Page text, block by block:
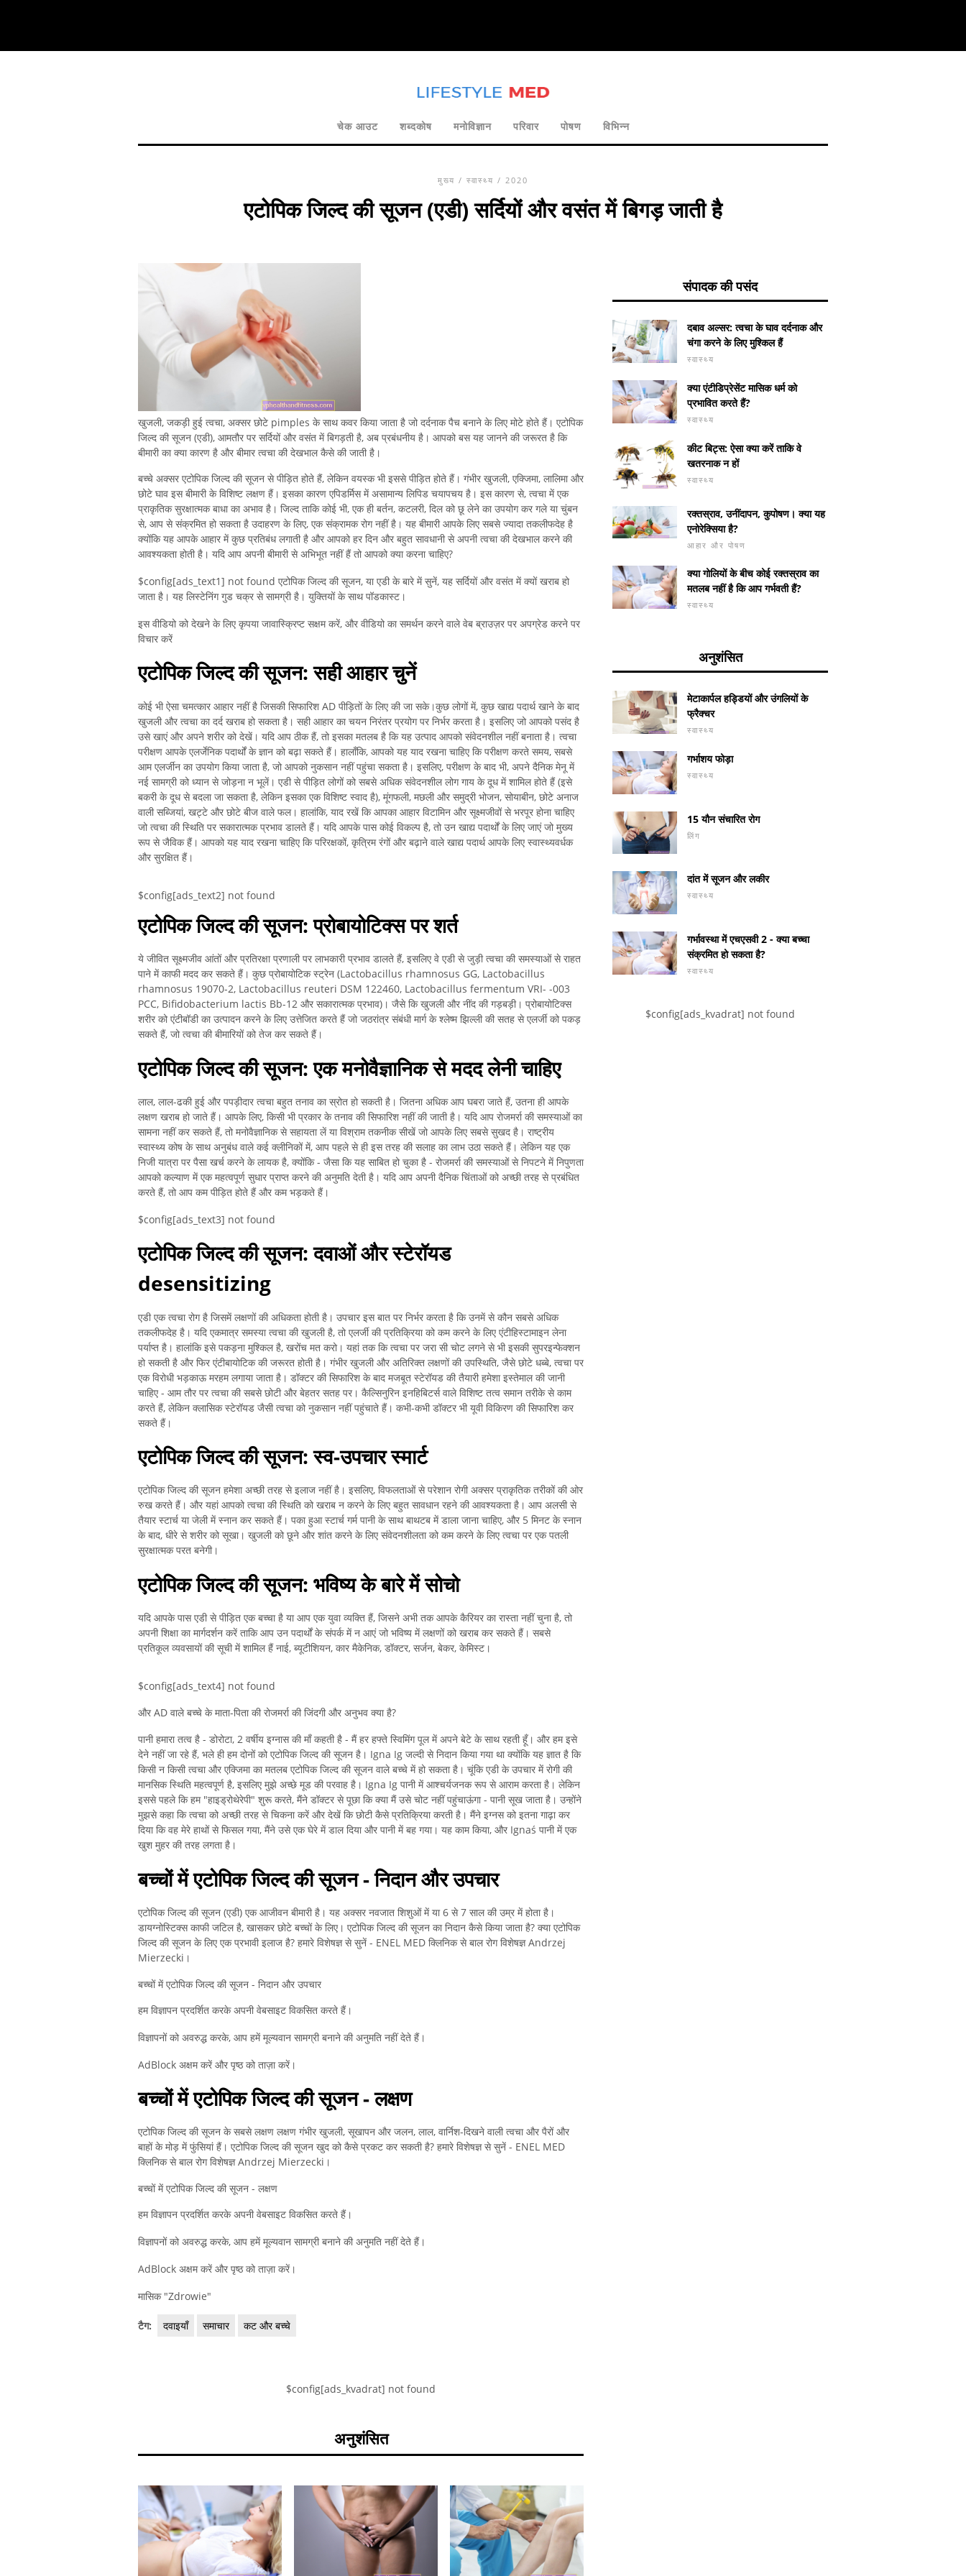
चेक आउट शब्दकोष मनोविज्ञान परिवार पोषण विभिन्न
मुख्य / स्वास्थ्य / 2020
एटोपिक जिल्द की सूजन (एडी) सर्दियों और वसंत में बिगड़ जाती है
खुजली, जकड़ी हुई त्वचा, अक्सर छोटे pimples के साथ कवर किया जाता है जो दर्दनाक पैच बनाने के लिए मोटे होते हैं। एटोपिक
जिल्द की सूजन (एडी), आमतौर पर सर्दियों और वसंत में बिगड़ती है, अब प्रबंधनीय है। आपको बस यह जानने की जरूरत है कि
बीमारी का क्या कारण है और बीमार त्वचा की देखभाल कैसे की जाती है।
बच्चे अक्सर एटोपिक जिल्द की सूजन से पीड़ित होते हैं, लेकिन वयस्क भी इससे पीड़ित होते हैं। गंभीर खुजली, एक्जिमा, लालिमा और
छोटे घाव इस बीमारी के विशिष्ट लक्षण हैं। इसका कारण एपिडर्मिस में असामान्य लिपिड चयापचय है। इस कारण से, त्वचा में एक
प्राकृतिक सुरक्षात्मक बाधा का अभाव है। जिल्द ताकि कोई भी, एक ही बर्तन, कटलरी, दिल को छू लेने का उपयोग कर गले या चुंबन
से, आप से संक्रमित हो सकता है उदाहरण के लिए, एक संक्रामक रोग नहीं है। यह बीमारी आपके लिए सबसे ज्यादा तकलीफदेह है
क्योंकि यह आपके आहार में कुछ प्रतिबंध लगाती है और आपको हर दिन और बहुत सावधानी से अपनी त्वचा की देखभाल करने की
आवश्यकता होती है। यदि आप अपनी बीमारी से अभिभूत नहीं हैं तो आपको क्या करना चाहिए?
$config[ads_text1] not found एटोपिक जिल्द की सूजन, या एडी के बारे में सुनें, यह सर्दियों और वसंत में क्यों खराब हो
जाता है। यह लिस्टेनिंग गुड चक्र से सामग्री है। युक्तियों के साथ पॉडकास्ट।
इस वीडियो को देखने के लिए कृपया जावास्क्रिप्ट सक्षम करें, और वीडियो का समर्थन करने वाले वेब ब्राउज़र पर अपग्रेड करने पर
विचार करें
एटोपिक जिल्द की सूजन: सही आहार चुनें
कोई भी ऐसा चमत्कार आहार नहीं है जिसकी सिफारिश AD पीड़ितों के लिए की जा सके।कुछ लोगों में, कुछ खाद्य पदार्थ खाने के बाद
खुजली और त्वचा का दर्द खराब हो सकता है। सही आहार का चयन निरंतर प्रयोग पर निर्भर करता है। इसलिए जो आपको पसंद है
उसे खाएं और अपने शरीर को देखें। यदि आप ठीक हैं, तो इसका मतलब है कि यह उत्पाद आपको संवेदनशील नहीं बनाता है। त्वचा
परीक्षण आपके एलर्जेनिक पदार्थों के ज्ञान को बढ़ा सकते हैं। हालाँकि, आपको यह याद रखना चाहिए कि परीक्षण करते समय, सबसे
आम एलर्जीन का उपयोग किया जाता है, जो आपको नुकसान नहीं पहुंचा सकता है। इसलिए, परीक्षण के बाद भी, अपने दैनिक मेनू में
नई सामग्री को ध्यान से जोड़ना न भूलें। एडी से पीड़ित लोगों को सबसे अधिक संवेदनशील लोग गाय के दूध में शामिल होते हैं (इसे
बकरी के दूध से बदला जा सकता है, लेकिन इसका एक विशिष्ट स्वाद है), मूंगफली, मछली और समुद्री भोजन, सोयाबीन, छोटे अनाज
वाली सब्जियां, खट्टे और छोटे बीज वाले फल। हालांकि, याद रखें कि आपका आहार विटामिन और सूक्ष्मजीवों से भरपूर होना चाहिए
जो त्वचा की स्थिति पर सकारात्मक प्रभाव डालते हैं। यदि आपके पास कोई विकल्प है, तो उन खाद्य पदार्थों के लिए जाएं जो मुख्य
रूप से जैविक हैं। आपको यह याद रखना चाहिए कि परिरक्षकों, कृत्रिम रंगों और बढ़ाने वाले खाद्य पदार्थ आपके लिए स्वास्थ्यवर्धक
और सुरक्षित हैं।
$config[ads_text2] not found
एटोपिक जिल्द की सूजन: प्रोबायोटिक्स पर शर्त
ये जीवित सूक्ष्मजीव आंतों और प्रतिरक्षा प्रणाली पर लाभकारी प्रभाव डालते हैं, इसलिए वे एडी से जुड़ी त्वचा की समस्याओं से राहत
पाने में काफी मदद कर सकते हैं। कुछ प्रोबायोटिक स्ट्रेन (Lactobacillus rhamnosus GG, Lactobacillus
rhamnosus 19070-2, Lactobacillus reuteri DSM 122460, Lactobacillus fermentum VRI- -003
PCC, Bifidobacterium lactis Bb-12 और सकारात्मक प्रभाव)। जैसे कि खुजली और नींद की गड़बड़ी। प्रोबायोटिक्स
शरीर को एंटीबॉडी का उत्पादन करने के लिए उत्तेजित करते हैं जो जठरांत्र संबंधी मार्ग के श्लेष्म झिल्ली की सतह से एलर्जी को पकड़
सकते हैं, जो त्वचा की बीमारियों को तेज कर सकते हैं।
एटोपिक जिल्द की सूजन: एक मनोवैज्ञानिक से मदद लेनी चाहिए
लाल, लाल-ढकी हुई और पपड़ीदार त्वचा बहुत तनाव का स्रोत हो सकती है। जितना अधिक आप घबरा जाते हैं, उतना ही आपके
लक्षण खराब हो जाते हैं। आपके लिए, किसी भी प्रकार के तनाव की सिफारिश नहीं की जाती है। यदि आप रोजमर्रा की समस्याओं का
सामना नहीं कर सकते हैं, तो मनोवैज्ञानिक से सहायता लें या विश्राम तकनीक सीखें जो आपके लिए सबसे सुखद है। राष्ट्रीय
स्वास्थ्य कोष के साथ अनुबंध वाले कई क्लीनिकों में, आप पहले से ही इस तरह की सलाह का लाभ उठा सकते हैं। लेकिन यह एक
निजी यात्रा पर पैसा खर्च करने के लायक है, क्योंकि - जैसा कि यह साबित हो चुका है - रोजमर्रा की समस्याओं से निपटने में निपुणता
आपको कल्याण में एक महत्वपूर्ण सुधार प्राप्त करने की अनुमति देती है। यदि आप अपनी दैनिक चिंताओं को अच्छी तरह से प्रबंधित
करते हैं, तो आप कम पीड़ित होते हैं और कम भड़कते हैं।
$config[ads_text3] not found
एटोपिक जिल्द की सूजन: दवाओं और स्टेरॉयड
desensitizing
एडी एक त्वचा रोग है जिसमें लक्षणों की अधिकता होती है। उपचार इस बात पर निर्भर करता है कि उनमें से कौन सबसे अधिक
तकलीफदेह है। यदि एकमात्र समस्या त्वचा की खुजली है, तो एलर्जी की प्रतिक्रिया को कम करने के लिए एंटीहिस्टामाइन लेना
पर्याप्त है। हालांकि इसे पकड़ना मुश्किल है, खरोंच मत करो। यहां तक ​​कि त्वचा पर जरा सी चोट लगने से भी इसकी सुपरइन्फेक्शन
हो सकती है और फिर एंटीबायोटिक की जरूरत होती है। गंभीर खुजली और अतिरिक्त लक्षणों की उपस्थिति, जैसे छोटे धब्बे, त्वचा पर
एक विरोधी भड़काऊ मरहम लगाया जाता है। डॉक्टर की सिफारिश के बाद मजबूत स्टेरॉयड की तैयारी हमेशा इस्तेमाल की जानी
चाहिए - आम तौर पर त्वचा की सबसे छोटी और बेहतर सतह पर। कैल्सिनुरिन इनहिबिटर्स वाले विशिष्ट तत्व समान तरीके से काम
करते हैं, लेकिन क्लासिक स्टेरॉयड जैसी त्वचा को नुकसान नहीं पहुंचाते हैं। कभी-कभी डॉक्टर भी यूवी विकिरण की सिफारिश कर
सकते हैं।
एटोपिक जिल्द की सूजन: स्व-उपचार स्मार्ट
एटोपिक जिल्द की सूजन हमेशा अच्छी तरह से इलाज नहीं है। इसलिए, विफलताओं से परेशान रोगी अक्सर प्राकृतिक तरीकों की ओर
रुख करते हैं। और यहां आपको त्वचा की स्थिति को खराब न करने के लिए बहुत सावधान रहने की आवश्यकता है। आप अलसी से
तैयार स्टार्च या जेली में स्नान कर सकते हैं। पका हुआ स्टार्च गर्म पानी के साथ बाथटब में डाला जाना चाहिए, और 5 मिनट के स्नान
के बाद, धीरे से शरीर को सूखा। खुजली को छूने और शांत करने के लिए संवेदनशीलता को कम करने के लिए त्वचा पर एक पतली
सुरक्षात्मक परत बनेगी।
एटोपिक जिल्द की सूजन: भविष्य के बारे में सोचो
यदि आपके पास एडी से पीड़ित एक बच्चा है या आप एक युवा व्यक्ति हैं, जिसने अभी तक आपके कैरियर का रास्ता नहीं चुना है, तो
अपनी शिक्षा का मार्गदर्शन करें ताकि आप उन पदार्थों के संपर्क में न आएं जो भविष्य में लक्षणों को खराब कर सकते हैं। सबसे
प्रतिकूल व्यवसायों की सूची में शामिल हैं नाई, ब्यूटीशियन, कार मैकेनिक, डॉक्टर, सर्जन, बेकर, केमिस्ट।
$config[ads_text4] not found
और AD वाले बच्चे के माता-पिता की रोजमर्रा की जिंदगी और अनुभव क्या है?
पानी हमारा तत्व है - डोरोटा, 2 वर्षीय इग्नास की माँ कहती है - मैं हर हफ्ते स्विमिंग पूल में अपने बेटे के साथ रहती हूँ। और हम इसे
देने नहीं जा रहे हैं, भले ही हम दोनों को एटोपिक जिल्द की सूजन है। Igna Ig जल्दी से निदान किया गया था क्योंकि यह ज्ञात है कि
किसी न किसी त्वचा और एक्जिमा का मतलब एटोपिक जिल्द की सूजन वाले बच्चे में हो सकता है। चूंकि एडी के उपचार में रोगी की
मानसिक स्थिति महत्वपूर्ण है, इसलिए मुझे अच्छे मूड की परवाह है। Igna Ig पानी में आश्चर्यजनक रूप से आराम करता है। लेकिन
इससे पहले कि हम "हाइड्रोथेरेपी" शुरू करते, मैंने डॉक्टर से पूछा कि क्या मैं उसे चोट नहीं पहुंचाऊंगा - पानी सूख जाता है। उन्होंने
मुझसे कहा कि त्वचा को अच्छी तरह से चिकना करें और देखें कि छोटी कैसे प्रतिक्रिया करती है। मैंने इग्नस को इतना गाढ़ा कर
दिया कि वह मेरे हाथों से फिसल गया, मैंने उसे एक घेरे में डाल दिया और पानी में बह गया। यह काम किया, और Ignaś पानी में एक
खुश मुहर की तरह लगता है।
बच्चों में एटोपिक जिल्द की सूजन - निदान और उपचार
एटोपिक जिल्द की सूजन (एडी) एक आजीवन बीमारी है। यह अक्सर नवजात शिशुओं में या 6 से 7 साल की उम्र में होता है।
डायग्नोस्टिक्स काफी जटिल है, खासकर छोटे बच्चों के लिए। एटोपिक जिल्द की सूजन का निदान कैसे किया जाता है? क्या एटोपिक
जिल्द की सूजन के लिए एक प्रभावी इलाज है? हमारे विशेषज्ञ से सुनें - ENEL MED क्लिनिक से बाल रोग विशेषज्ञ Andrzej
Mierzecki।
बच्चों में एटोपिक जिल्द की सूजन - निदान और उपचार
हम विज्ञापन प्रदर्शित करके अपनी वेबसाइट विकसित करते हैं।
विज्ञापनों को अवरुद्ध करके, आप हमें मूल्यवान सामग्री बनाने की अनुमति नहीं देते हैं।
AdBlock अक्षम करें और पृष्ठ को ताज़ा करें।
बच्चों में एटोपिक जिल्द की सूजन - लक्षण
एटोपिक जिल्द की सूजन के सबसे लक्षण लक्षण गंभीर खुजली, सूखापन और जलन, लाल, वार्निश-दिखने वाली त्वचा और पैरों और
बाहों के मोड़ में फुंसियां ​​हैं। एटोपिक जिल्द की सूजन खुद को कैसे प्रकट कर सकती है? हमारे विशेषज्ञ से सुनें - ENEL MED
क्लिनिक से बाल रोग विशेषज्ञ Andrzej Mierzecki।
बच्चों में एटोपिक जिल्द की सूजन - लक्षण
हम विज्ञापन प्रदर्शित करके अपनी वेबसाइट विकसित करते हैं।
विज्ञापनों को अवरुद्ध करके, आप हमें मूल्यवान सामग्री बनाने की अनुमति नहीं देते हैं।
AdBlock अक्षम करें और पृष्ठ को ताज़ा करें।
मासिक "Zdrowie"
टैग: दवाइयाँ समाचार कट और बच्चे
$config[ads_kvadrat] not found
अनुशंसित
संपादक की पसंद
दबाव अल्सर: त्वचा के घाव दर्दनाक और
चंगा करने के लिए मुश्किल हैं
स्वास्थ्य
क्या एंटीडिप्रेसेंट मासिक धर्म को
प्रभावित करते हैं?
स्वास्थ्य
कीट बिट्स: ऐसा क्या करें ताकि वे
खतरनाक न हों
स्वास्थ्य
रक्तस्राव, उनींदापन, कुपोषण। क्या यह
एनोरेक्सिया है?
आहार और पोषण
क्या गोलियों के बीच कोई रक्तस्राव का
मतलब नहीं है कि आप गर्भवती हैं?
स्वास्थ्य
अनुशंसित
मेटाकार्पल हड्डियों और उंगलियों के
फ्रैक्चर
स्वास्थ्य
गर्भाशय फोड़ा
स्वास्थ्य
15 यौन संचारित रोग
लिंग
दांत में सूजन और लकीर
स्वास्थ्य
गर्भावस्था में एचएसवी 2 - क्या बच्चा
संक्रमित हो सकता है?
स्वास्थ्य
$config[ads_kvadrat] not found